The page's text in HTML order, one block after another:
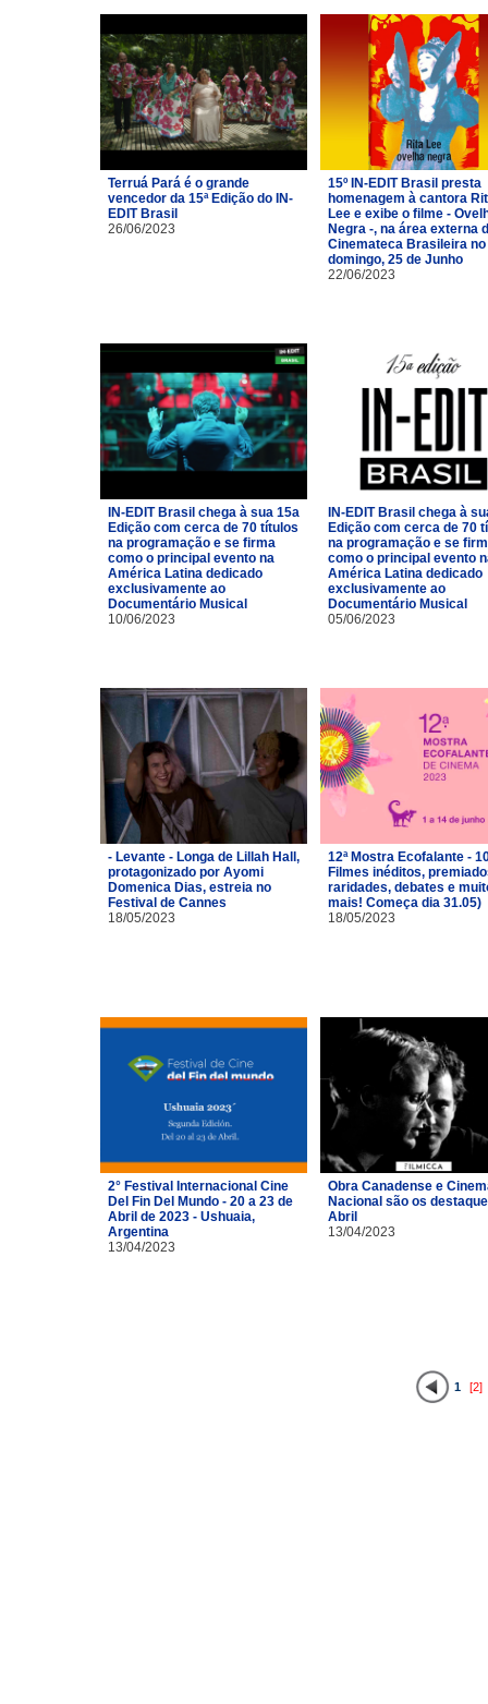
Terruá Pará é o grande
vencedor da 15ª Edição do IN-
EDIT Brasil
26/06/2023
15º IN-EDIT Brasil presta
homenagem à cantora
Lee e exibe o filme -
Negra -, na área externa
Cinemateca Brasileira no
domingo, 25 de Junho
22/06/2023
IN-EDIT Brasil chega à sua 15a
Edição com cerca de 70 títulos
na programação e se firma
como o principal evento na
América Latina dedicado
exclusivamente ao
Documentário Musical
10/06/2023
IN-EDIT Brasil chega à
Edição com cerca de 70
na programação e se
como o principal evento
América Latina dedicado
exclusivamente ao
Documentário Musical
05/06/2023
- Levante - Longa de Lillah Hall,
protagonizado por Ayomi
Domenica Dias, estreia no
Festival de Cannes
18/05/2023
12ª Mostra Ecofalante -
Filmes inéditos,
raridades, debates e
mais! Começa dia 31.05)
18/05/2023
2° Festival Internacional Cine
Del Fin Del Mundo - 20 a 23 de
Abril de 2023 - Ushuaia,
Argentina
13/04/2023
Obra Canadense e
Nacional são os
Abril
13/04/2023
1 [2]